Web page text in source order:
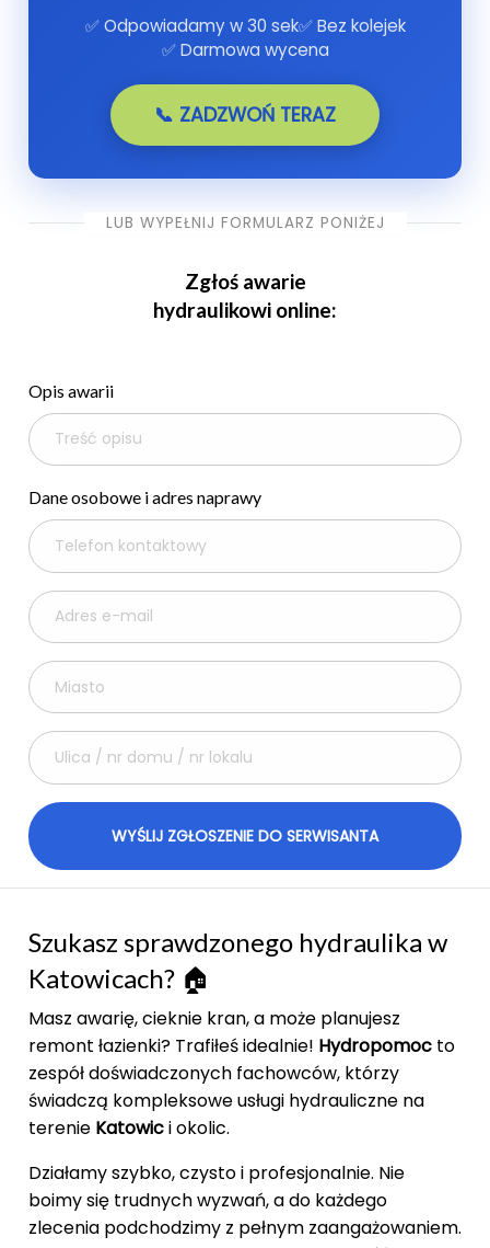
✅ Odpowiadamy w 30 sek✅ Bez kolejek
✅ Darmowa wycena
📞 ZADZWOŃ TERAZ
LUB WYPEŁNIJ FORMULARZ PONIŻEJ
Zgłoś awarie
hydraulikowi online:
Opis awarii
Dane osobowe i adres naprawy
Szukasz sprawdzonego hydraulika w
Katowicach? 🏠
Masz awarię, cieknie kran, a może planujesz
remont łazienki? Trafiłeś idealnie! Hydropomoc to
zespół doświadczonych fachowców, którzy
świadczą kompleksowe usługi hydrauliczne na
terenie Katowici okolic.
Działamy szybko, czysto i profesjonalnie. Nie
boimy się trudnych wyzwań, a do każdego
zlecenia podchodzimy z pełnym zaangażowaniem.